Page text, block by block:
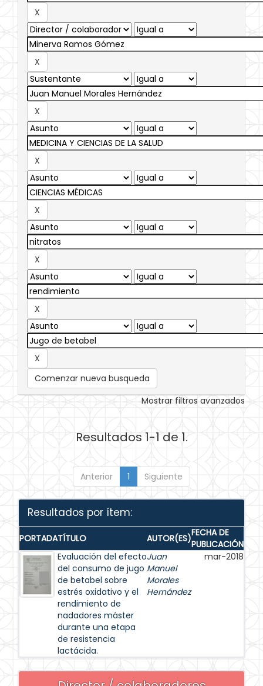
Comenzar nueva busqueda
Mostrar filtros avanzados
Resultados 1-1 de 1.
Anterior 1 Siguiente
Resultados por ítem:
PORTADATÍTULO AUTOR(ES)FECHA DE
PUBLICACIÓN
Evaluación del efecto
del consumo de jugo
de betabel sobre
estrés oxidativo y el
rendimiento de
nadadores máster
durante una etapa
de resistencia
lactácida.
Juan
Manuel
Morales
Hernández
mar-2018